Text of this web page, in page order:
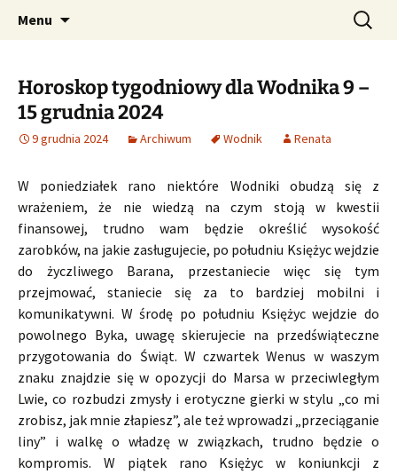
CzaroMarowy horoskop
dzienny, miesięczny i
tygodniowy
Profesjonalne przepowiednie astrologiczne
Menu Szukaj:
Horoskop tygodniowy dla Wodnika 9 –
15 grudnia 2024
9 grudnia 2024 Archiwum Wodnik Renata
W poniedziałek rano niektóre Wodniki obudzą się z
wrażeniem, że nie wiedzą na czym stoją w kwestii
finansowej, trudno wam będzie określić wysokość
zarobków, na jakie zasługujecie, po południu Księżyc wejdzie
do życzliwego Barana, przestaniecie więc się tym
przejmować, staniecie się za to bardziej mobilni i
komunikatywni. W środę po południu Księżyc wejdzie do
powolnego Byka, uwagę skierujecie na przedświąteczne
przygotowania do Świąt. W czwartek Wenus w waszym
znaku znajdzie się w opozycji do Marsa w przeciwległym
Lwie, co rozbudzi zmysły i erotyczne gierki w stylu „co mi
zrobisz, jak mnie złapiesz”, ale też wprowadzi „przeciąganie
liny” i walkę o władzę w związkach, trudno będzie o
kompromis. W piątek rano Księżyc w koniunkcji z